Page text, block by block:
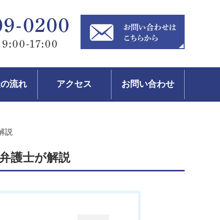
流れ アクセス お問い合わせ
説
護士が解説